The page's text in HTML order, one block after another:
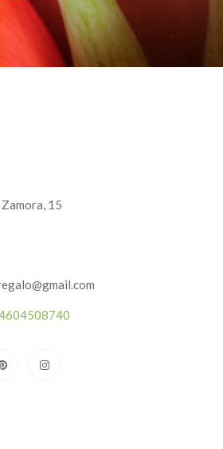
15